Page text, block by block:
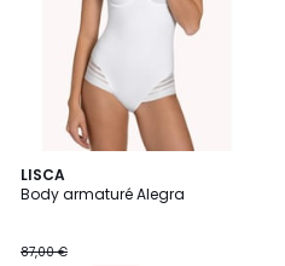
LISCA
Body armaturé Alegra
87,00 €
4,3
/ 5